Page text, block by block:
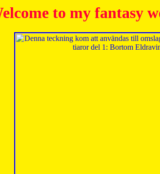
to my fantasy